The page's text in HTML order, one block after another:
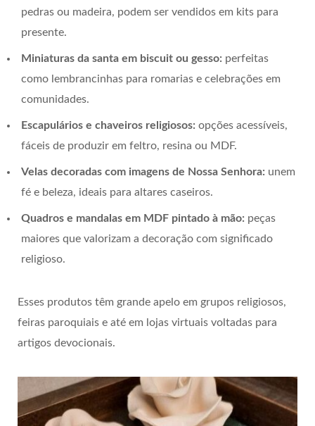
pedras ou madeira, podem ser vendidos em kits para
presente.
Miniaturas da santa em biscuit ou gesso: perfeitas
como lembrancinhas para romarias e celebrações em
comunidades.
Escapulários e chaveiros religiosos: opções acessíveis,
fáceis de produzir em feltro, resina ou MDF.
Velas decoradas com imagens de Nossa Senhora: unem
fé e beleza, ideais para altares caseiros.
Quadros e mandalas em MDF pintado à mão: peças
maiores que valorizam a decoração com significado
religioso.
Esses produtos têm grande apelo em grupos religiosos,
feiras paroquiais e até em lojas virtuais voltadas para
artigos devocionais.